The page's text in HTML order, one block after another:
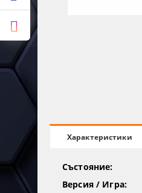
Характеристики
Състояние:
Версия / Игра: